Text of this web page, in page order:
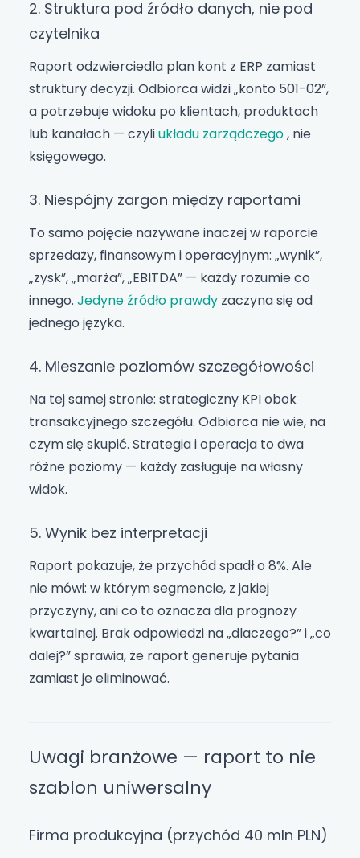
2. Struktura pod źródło danych, nie pod
czytelnika
Raport odzwierciedla plan kont z ERP zamiast
struktury decyzji. Odbiorca widzi „konto 501-02”,
a potrzebuje widoku po klientach, produktach
lub kanałach — czyliukładu zarządczego, nie
księgowego.
3. Niespójny żargon między raportami
To samo pojęcie nazywane inaczej w raporcie
sprzedaży, finansowym i operacyjnym: „wynik”,
„zysk”, „marża”, „EBITDA” — każdy rozumie co
innego. Jedyne źródło prawdy zaczyna się od
jednego języka.
4. Mieszanie poziomów szczegółowości
Na tej samej stronie: strategiczny KPI obok
transakcyjnego szczegółu. Odbiorca nie wie, na
czym się skupić. Strategia i operacja to dwa
różne poziomy — każdy zasługuje na własny
widok.
5. Wynik bez interpretacji
Raport pokazuje, że przychód spadł o 8%. Ale
nie mówi: w którym segmencie, z jakiej
przyczyny, ani co to oznacza dla prognozy
kwartalnej. Brak odpowiedzi na „dlaczego?” i „co
dalej?” sprawia, że raport generuje pytania
zamiast je eliminować.
Uwagi branżowe — raport to nie
szablon uniwersalny
Firma produkcyjna (przychód 40 mln PLN)